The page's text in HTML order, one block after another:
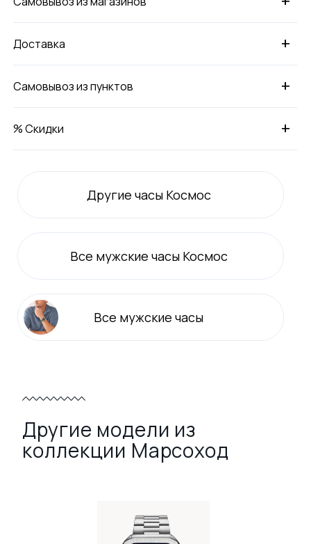
+
Доставка
+
Самовывоз из пунктов
+
% Скидки
Другие часы Космос
Все мужские часы Космос
Все мужские часы
Другие модели из
коллекции Марсоход